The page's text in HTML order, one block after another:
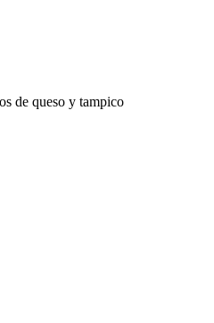
de queso y tampico